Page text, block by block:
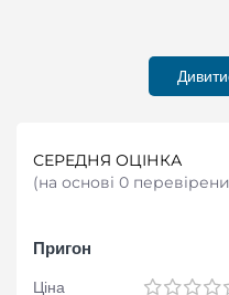
СЕРЕДНЯ ОЦІНКА
(на основі 0
Пригон
Ціна